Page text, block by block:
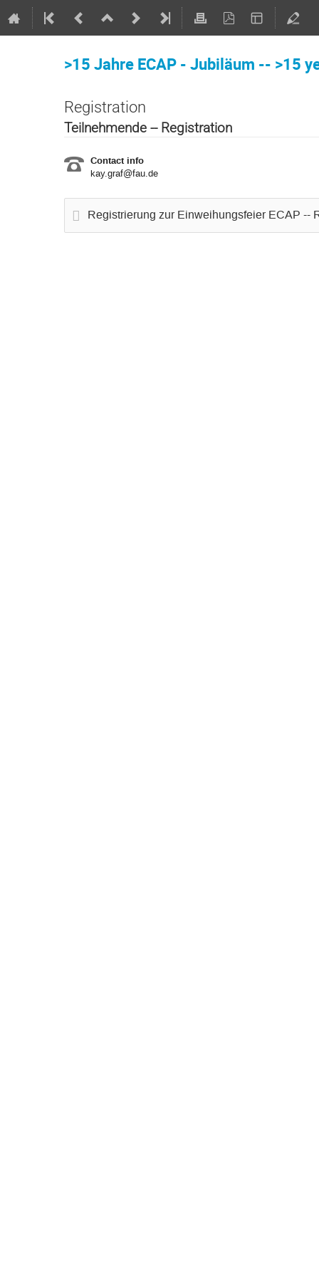
>15 Jahre ECAP - Jubiläum -- >15
Registration
Teilnehmende -- Registration
Contact info
kay.graf@fau.de
Registrierung zur Einweihungsfeier ECAP --